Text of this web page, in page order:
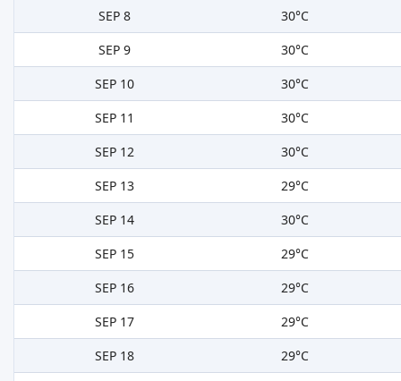
SEP 8
30°C
SEP 9
30°C
SEP 10
30°C
SEP 11
30°C
SEP 12
30°C
SEP 13
29°C
SEP 14
30°C
SEP 15
29°C
SEP 16
29°C
SEP 17
29°C
SEP 18
29°C